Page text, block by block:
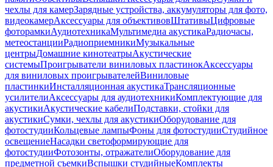
чехлы для камерЗарядные устройства, аккумуляторы для фото,
видеокамерАксессуары для объективовШтативыЦифровые
фоторамкиАудиотехникаМультимедиа акустикаРадиочасы,
метеостанцииРадиоприемникиМузыкальные
центрыДомашние кинотеатрыАкустические
системыПроигрыватели виниловых пластинокАксессуары
для виниловых проигрывателейВиниловые
пластинкиИнсталляционная акустикаТрансляционные
усилителиАксессуары для аудиотехникиКомплектующие для
акустикиАкустические кабелиПодставки, стойки для
акустикиСумки, чехлы для акустикиОборудование для
фотостудииКольцевые лампыФоны для фотостудииСтудийное
освещениеНасадки светоформирующие для
фотостудииФотозонты, отражателиОборудование для
предметной съемкиВспышки студийныеКомплекты